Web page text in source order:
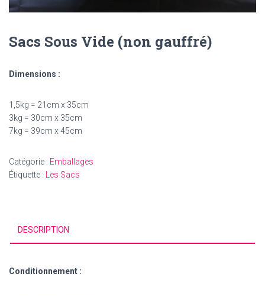
Sacs Sous Vide (non gauffré)
Dimensions :
1,5kg = 21cm x 35cm
3kg = 30cm x 35cm
7kg = 39cm x 45cm
Catégorie : Emballages
Étiquette : Les Sacs
DESCRIPTION
Conditionnement :